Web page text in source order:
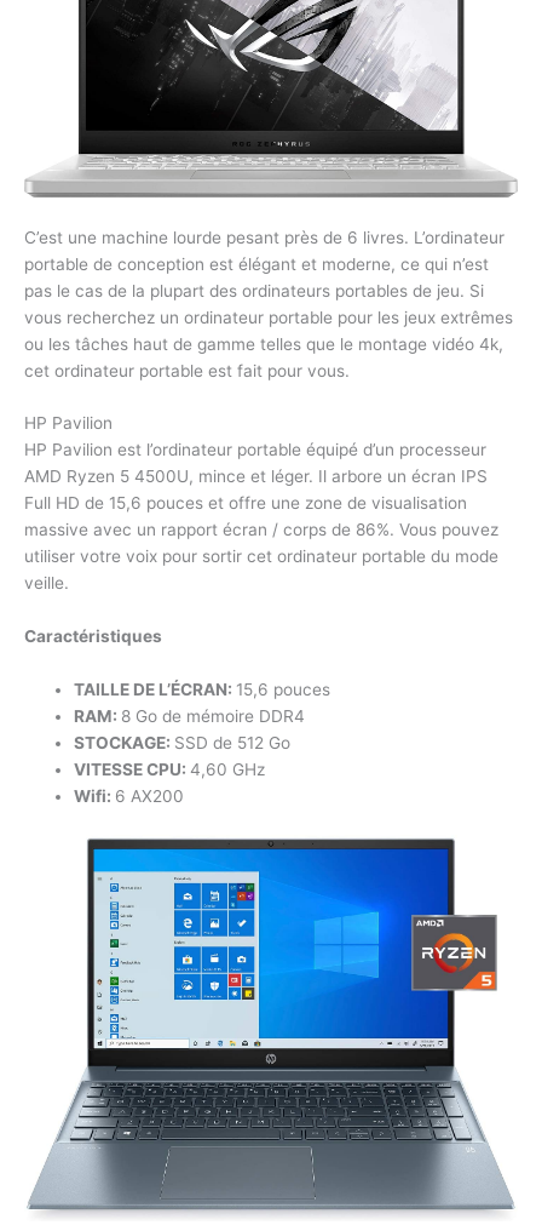
C’est une machine lourde pesant près de 6 livres. L’ordinateur
portable de conception est élégant et moderne, ce qui n’est
pas le cas de la plupart des ordinateurs portables de jeu. Si
vous recherchez un ordinateur portable pour les jeux extrêmes
ou les tâches haut de gamme telles que le montage vidéo 4k,
cet ordinateur portable est fait pour vous.
HP Pavilion
HP Pavilion est l’ordinateur portable équipé d’un processeur
AMD Ryzen 5 4500U, mince et léger. Il arbore un écran IPS
Full HD de 15,6 pouces et offre une zone de visualisation
massive avec un rapport écran / corps de 86%. Vous pouvez
utiliser votre voix pour sortir cet ordinateur portable du mode
veille.
Caractéristiques
TAILLE DE L’ÉCRAN: 15,6 pouces
RAM: 8 Go de mémoire DDR4
STOCKAGE: SSD de 512 Go
VITESSE CPU:4,60 GHz
Wifi: 6 AX200